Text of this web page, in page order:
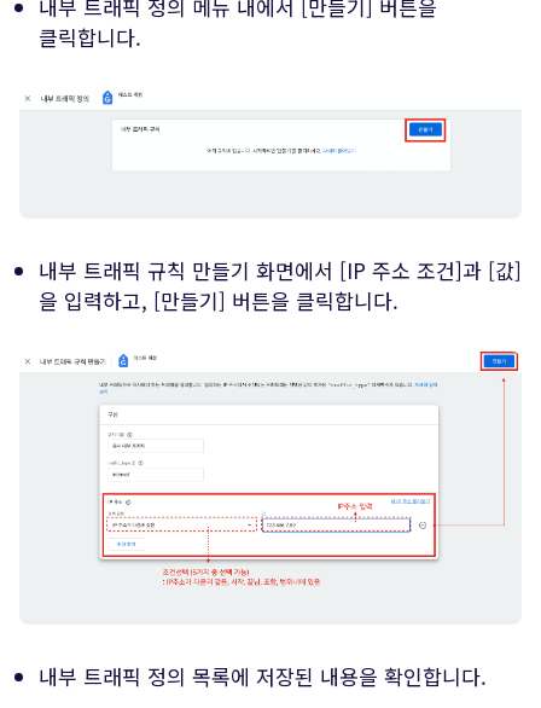
내부 트래픽 정의 메뉴 내에서 [만들기] 버튼을
클릭합니다.
내부 트래픽 규칙 만들기 화면에서 [IP 주소 조건]과 [값]
을 입력하고, [만들기] 버튼을 클릭합니다.
내부 트래픽 정의 목록에 저장된 내용을 확인합니다.